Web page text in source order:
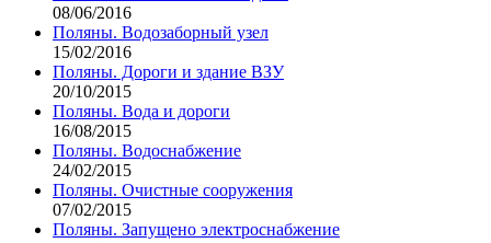
08/06/2016
Поляны. Водозаборный узел
15/02/2016
Поляны. Дороги и здание ВЗУ
20/10/2015
Поляны. Вода и дороги
16/08/2015
Поляны. Водоснабжение
24/02/2015
Поляны. Очистные сооружения
07/02/2015
Поляны. Запущено электроснабжение